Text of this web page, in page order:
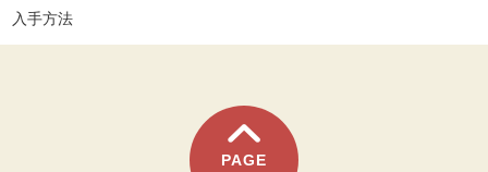
入手方法
PAGE